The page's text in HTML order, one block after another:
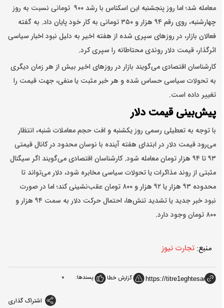
معامله شد؛ اما روز پنجشنبه این اسکناس با رشد ۹۰۰ تومانی نسبت به روز
چهارشنبه، روی رقم ۹۴ هزار و ۳۵۰ تومانی به کار خود پایان داد. به گفته
فعالان بازار، در روزهای سپری شده از هفته اخیر به دلیل نبود اخبار سیاسی
اثرگذار،قیمت دلارروندی محتاطانه را سپری کرد.
کارشناسان اقتصادی می‌گویند بازار در روزهای اخیر بیش از هر زمان دیگری
به تحولات سیاسی حساس شده و هر خبر مثبت یا منفی، جهت قیمت را
تغییر داده است.
پیش‌بینی قیمت دلار
با توجه به تعطیلی رسمی روز یکشنبه و افت حجم معاملات شنبه، انتظار
می‌رود قیمت دلار در ابتدای هفته آینده با نوسان محدود در کانال قیمتی
۹۳ تا ۹۴ هزار تومان معامله شود. کارشناسان اقتصادی می‌گویند اگر سیگنال
مثبتی از روند مذاکرات یا تحولات سیاسی مخابره شود، دلار می‌تواند تا
محدوده ۹۳ هزار یا ۹۲ هزار و ۸۰۰ تومان عقب‌نشینی کند؛ اما در صورت
نبود خبر جدید یا تشدید تنش‌ها، احتمال حرکت دلار به سمت ۹۴ هزار و
۸۰۰ تومان وجود دارد.
منبع: تجارت نیوز
گزارش خطا پسندها: 0
اشتراک گذاری